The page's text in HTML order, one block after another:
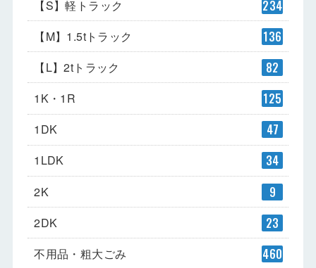
【S】軽トラック 234
【M】1.5tトラック 136
【L】2tトラック 82
1K・1R 125
1DK 47
1LDK 34
2K 9
2DK 23
不用品・粗大ごみ 460